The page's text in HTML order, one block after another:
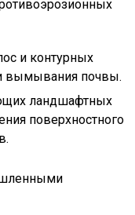
и контурных
вымывания почвы.
ландшафтных
поверхностного